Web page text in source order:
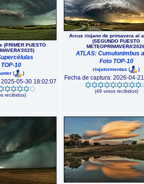
(PRIMER PUESTO
10
( )
05-30 18:02:07
recibidos)
Arcus riojano de primavera al
(SEGUNDO PUESTO
ATLAS: Cumulonimbus
Foto TOP-10
riojatormentas ( )
Fecha de captura: 2026-04-
(49 votos recibidos)